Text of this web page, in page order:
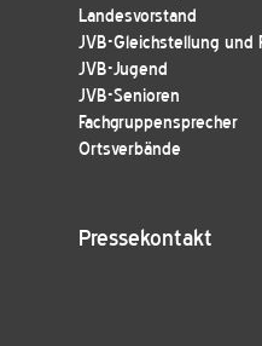
Landesvorstand
JVB-Gleichstellung und
JVB-Jugend
JVB-Senioren
Fachgruppensprecher
Ortsverbände
Pressekontakt